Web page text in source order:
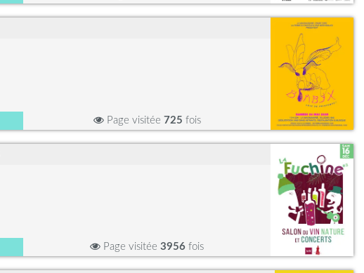
Page visitée 725 fois
Page visitée 3956 fois